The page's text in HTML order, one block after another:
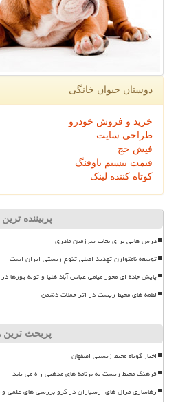
دوستان حیوان خانگی
خرید و فروش خودرو
طراحی سایت
فیش حج
قیمت بیسیم باوفنگ
کوتاه کننده لینک
پربیننده ترین
درس هایی برای نجات سرزمین مادری
توسعه نامتوازن تهدید اصلی تنوع زیستی ایران است
پایش جاده ای محور میامی-عباس آباد هلیا و توله یوزها
لطمه های محیط زیست در اثر حملات دشمن
پربحث ترین
اخبار کوتاه محیط زیستی اصفهان
فرهنگ محیط زیست به برنامه های مذهبی راه می یابد
رهاسازی مرال های ارسباران در گرو بررسی های علمی